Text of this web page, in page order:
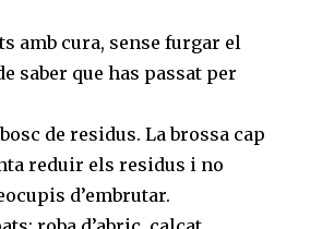
amb cura, sense furgar el
saber que has passat per
de residus. La brossa cap
reduir els residus i no
d’embrutar.⠀